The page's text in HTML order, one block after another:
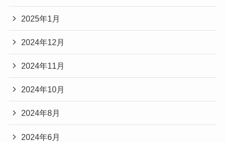
2025年1月
2024年12月
2024年11月
2024年10月
2024年8月
2024年6月